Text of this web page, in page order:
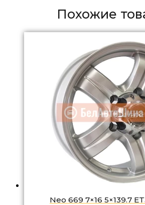
Похожие
Neo 669 7×16 5×139.7